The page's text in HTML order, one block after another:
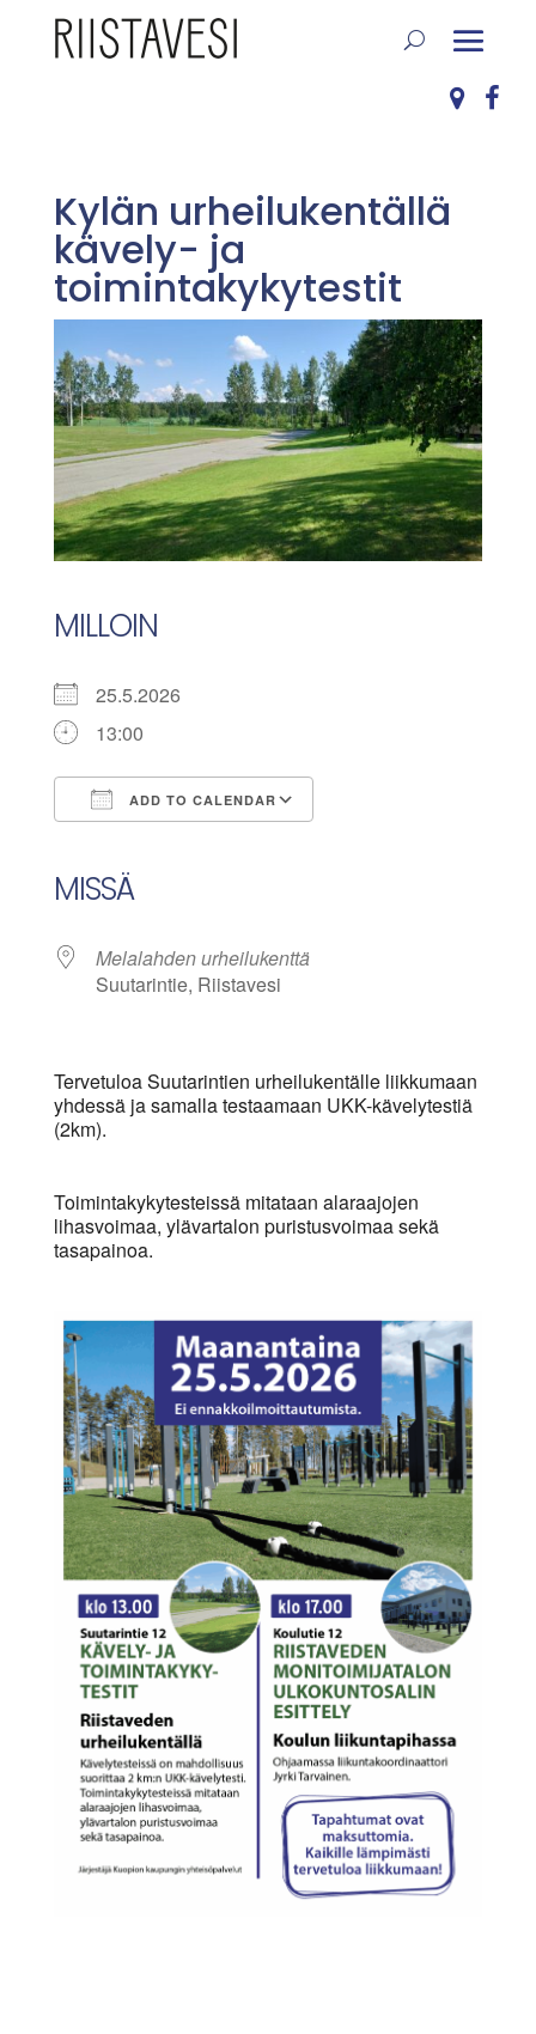
Kylän urheilukentällä
kävely- ja
toimintakykytestit
MILLOIN
25.5.2026
13:00
ADD TO CALENDAR
MISSÄ
Melalahden urheilukenttä
Suutarintie, Riistavesi
Tervetuloa Suutarintien urheilukentälle liikkumaan
yhdessä ja samalla testaamaan UKK-kävelytestiä
(2km).
Toimintakykytesteissä mitataan alaraajojen
lihasvoimaa, ylävartalon puristusvoimaa sekä
tasapainoa.